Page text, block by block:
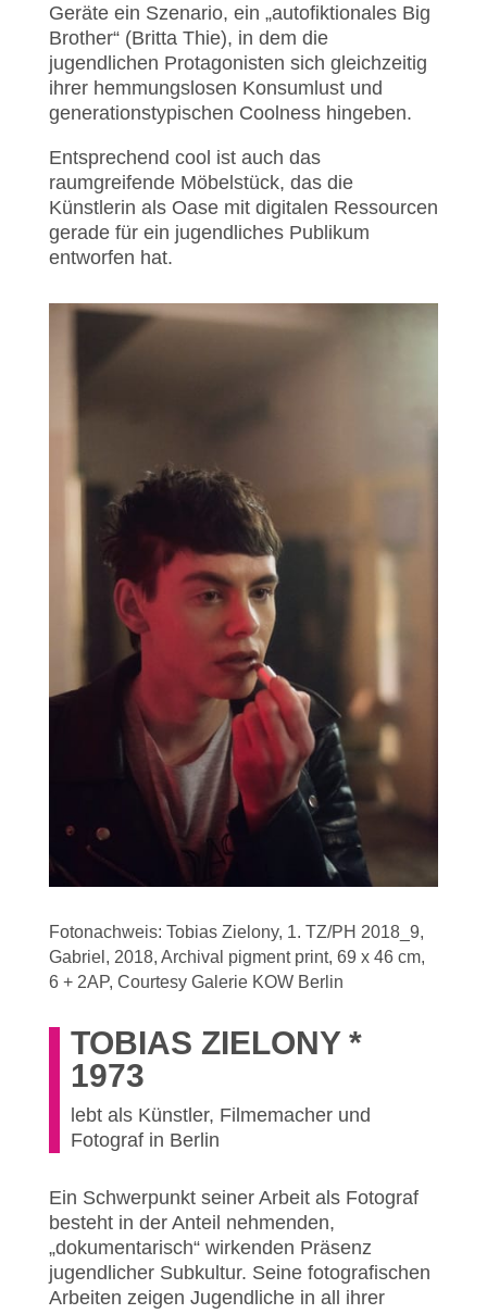
Geräte ein Szenario, ein „autofiktionales Big
Brother“ (Britta Thie), in dem die
jugendlichen Protagonisten sich gleichzeitig
ihrer hemmungslosen Konsumlust und
generationstypischen Coolness hingeben.
Entsprechend cool ist auch das
raumgreifende Möbelstück, das die
Künstlerin als Oase mit digitalen Ressourcen
gerade für ein jugendliches Publikum
entworfen hat.
Fotonachweis: Tobias Zielony, 1. TZ/PH 2018_9,
Gabriel, 2018, Archival pigment print, 69 x 46 cm,
6 + 2AP, Courtesy Galerie KOW Berlin
TOBIAS ZIELONY *
1973
lebt als Künstler, Filmemacher und
Fotograf in Berlin
Ein Schwerpunkt seiner Arbeit als Fotograf
besteht in der Anteil nehmenden,
„dokumentarisch“ wirkenden Präsenz
jugendlicher Subkultur. Seine fotografischen
Arbeiten zeigen Jugendliche in all ihrer